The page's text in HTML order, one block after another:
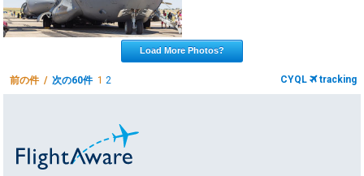
Load More Photos?
前の件 /次の60件12 CYQL tracking